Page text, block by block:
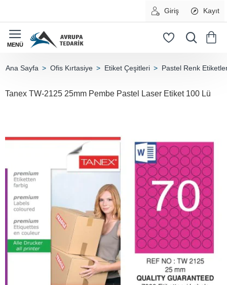
Giriş Kayıt
Ofis Kırtasiye Etiket Çeşitleri Pastel Renk
Tanex TW-2125 25mm Pembe Pastel Laser Etiket 100 Lü